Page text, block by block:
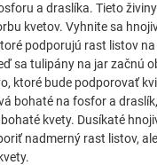
a draslíka. Tieto
kvetov. Vyhnite sa
podporujú rast listov na
sa tulipány na jar začnú
ktoré bude podporovať
bohaté na fosfor a
kvety. Dusíkaté
nadmerný rast listov,